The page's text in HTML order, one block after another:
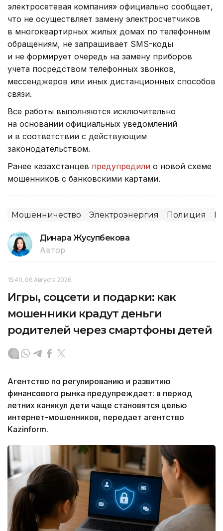
электросетевая компания» официально сообщает,
что не осуществляет замену электросчетчиков
в многоквартирных жилых домах по телефонным
обращениям, не запрашивает SMS-коды
и не формирует очередь на замену приборов
учета посредством телефонных звонков,
мессенджеров или иных дистанционных способов
связи.
Все работы выполняются исключительно
на основании официальных уведомлений
и в соответствии с действующим
законодательством.
Ранее казахстанцев предупредили о новой схеме
мошенников с банковскими картами.
Мошенничество Электроэнергия Полиция
Динара Жусупбекова
Автор
15:40, 06 Августа 2026
Игры, соцсети и подарки: как
мошенники крадут деньги
родителей через смартфоны детей
Агентство по регулированию и развитию
финансового рынка предупреждает: в период
летних каникул дети чаще становятся целью
интернет-мошенников, передает агентство
Kazinform.